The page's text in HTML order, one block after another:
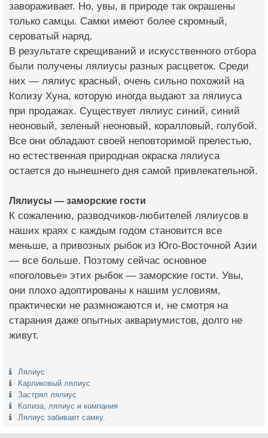
завораживает. Но, увы, в природе так окрашены
только самцы. Самки имеют более скромный,
сероватый наряд.
В результате скрещиваний и искусственного отбора
были получены лялиусы разных расцветок. Среди
них — лялиус красный, очень сильно похожий на
Колизу Хуна, которую иногда выдают за лялиуса
при продажах. Существует лялиус синий, синий
неоновый, зеленый неоновый, коралловый, голубой.
Все они обладают своей неповторимой прелестью,
но естественная природная окраска лялиуса
остается до нынешнего дня самой привлекательной.
Лялиусы — заморские гости
К сожалению, разводчиков-любителей лялиусов в
наших краях с каждым годом становится все
меньше, а привозных рыбок из Юго-Восточной Азии
— все больше. Поэтому сейчас основное
«поголовье» этих рыбок — заморские гости. Увы,
они плохо адоптированы к нашим условиям,
практически не размножаются и, не смотря на
старания даже опытных аквариумистов, долго не
живут.
Лялиус
Карликовый лялиус
Застрял лялиус
Колиза, лялиус и компания
Лялиус забивает самку.